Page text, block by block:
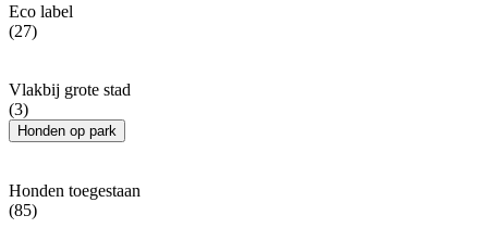
Eco label
(27)
Vlakbij grote stad
(3)
Honden op park
Honden toegestaan
(85)